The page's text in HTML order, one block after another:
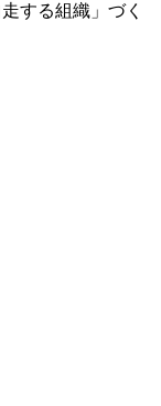
する組織」づく